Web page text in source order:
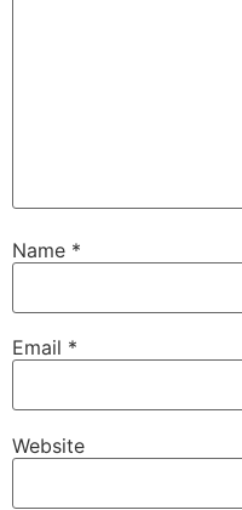
Name *
Email *
Website